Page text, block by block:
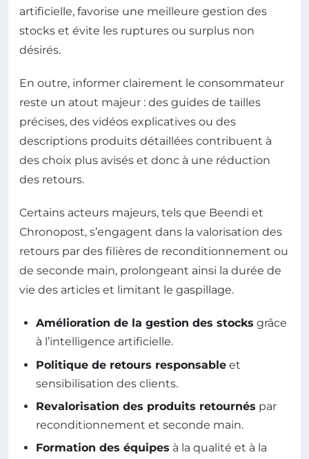
artificielle, favorise une meilleure gestion des
stocks et évite les ruptures ou surplus non
désirés.
En outre, informer clairement le consommateur
reste un atout majeur : des guides de tailles
précises, des vidéos explicatives ou des
descriptions produits détaillées contribuent à
des choix plus avisés et donc à une réduction
des retours.
Certains acteurs majeurs, tels que Beendi et
Chronopost, s’engagent dans la valorisation des
retours par des filières de reconditionnement ou
de seconde main, prolongeant ainsi la durée de
vie des articles et limitant le gaspillage.
Amélioration de la gestion des stocks grâce
à l’intelligence artificielle.
Politique de retours responsable et
sensibilisation des clients.
Revalorisation des produits retournés par
reconditionnement et seconde main.
Formation des équipes à la qualité et à la